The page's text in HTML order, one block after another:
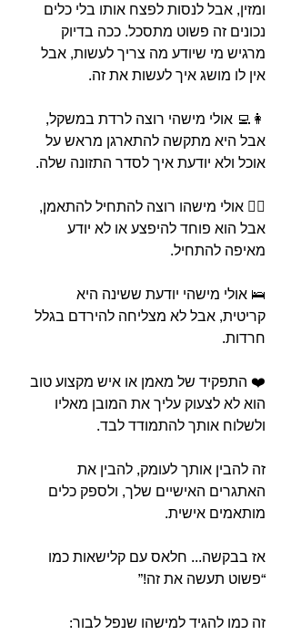
ומזין, אבל לנסות לפצח אותו בלי כלים
נכונים זה פשוט מתסכל. ככה בדיוק
מרגיש מי שיודע מה צריך לעשות, אבל
אין לו מושג איך לעשות את זה.⁣
⁣👩‍💻 אולי מישהי רוצה לרדת במשקל,
אבל היא מתקשה להתארגן מראש על
אוכל ולא יודעת איך לסדר התזונה שלה.
⁣🏋️‍♂️ אולי מישהו רוצה להתחיל להתאמן,
אבל הוא פוחד להיפצע או לא יודע
מאיפה להתחיל.⁣
⁣🛌 אולי מישהי יודעת ששינה היא
קריטית, אבל לא מצליחה להירדם בגלל
חרדות.
⁣❤️ התפקיד של מאמן או איש מקצוע טוב
הוא לא לצעוק עליך את המובן מאליו
ולשלוח אותך להתמודד לבד.
זה להבין אותך לעומק, להבין את
האתגרים האישיים שלך, ולספק כלים
מותאמים אישית.⁣
⁣אז בבקשה... חלאס עם קלישאות כמו
“פשוט תעשה את זה!”
⁣זה כמו להגיד למישהו שנפל לבור: